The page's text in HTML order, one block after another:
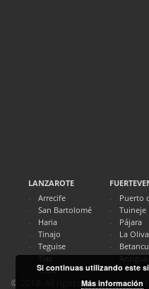
LANZAROTE
Arrecife
San Bartolomé
Haria
Tinajo
Teguise
Tías
Yaiza
Puerto
Tuineje
Pájara
La Oliva
Antigua
© 2018. All rights reserved.
Si continuas utilizando este
Más información